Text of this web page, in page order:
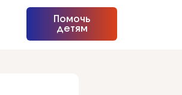
Помочь
детям